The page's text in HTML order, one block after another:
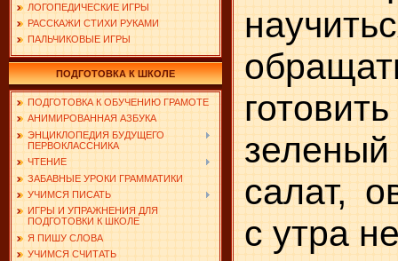
ЛОГОПЕДИЧЕСКИЕ ИГРЫ
РАССКАЖИ СТИХИ РУКАМИ
ПАЛЬЧИКОВЫЕ ИГРЫ
ПОДГОТОВКА К ШКОЛЕ
ПОДГОТОВКА К ОБУЧЕНИЮ ГРАМОТЕ
АНИМИРОВАННАЯ АЗБУКА
ЭНЦИКЛОПЕДИЯ БУДУЩЕГО
ПЕРВОКЛАССНИКА
ЧТЕНИЕ
ЗАБАВНЫЕ УРОКИ ГРАММАТИКИ
УЧИМСЯ ПИСАТЬ
ИГРЫ И УПРАЖНЕНИЯ ДЛЯ
ПОДГОТОВКИ К ШКОЛЕ
Я ПИШУ СЛОВА
УЧИМСЯ СЧИТАТЬ
салат,
с утра